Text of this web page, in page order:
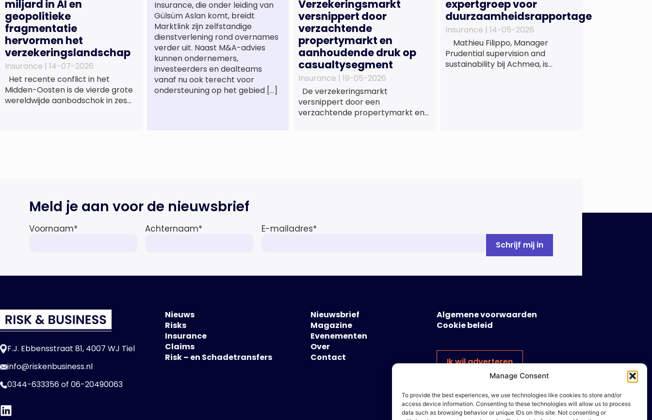
Manage Consent
To provide the best experiences, we use technologies like cookies to store and/or
access device information. Consenting to these technologies will allow us to process
data such as browsing behavior or unique IDs on this site. Not consenting or
miljard in AI en
geopolitieke
fragmentatie
hervormen het
verzekeringslandschap
Insurance | 14-07-2026
Het recente conflict in het
Midden-Oosten is de vierde grote
wereldwijde aanbodschok in zes
afnemen tot 1,3% in reële termen
Insurance, die onder leiding van
Gülsüm Aslan komt, breidt
Marktlink zijn zelfstandige
dienstverlening rond overnames
verder uit. Naast M&A-advies
kunnen ondernemers,
investeerders en dealteams
vanaf nu ook terecht voor
ondersteuning op het gebied […]
Verzekeringsmarkt
versnippert door
verzachtende
propertymarkt en
aanhoudende druk op
casualtysegment
Insurance | 19-05-2026
De verzekeringsmarkt
versnippert door een
verzachtende propertymarkt en
van 2026 De bedrijfsmatige […]
expertgroep voor
duurzaamheidsrapportage
Insurance | 14-05-2026
Mathieu Filippo, Manager
Prudential supervision and
sustainability bij Achmea, is
Meld je aan voor de nieuwsbrief
Voornaam* Achternaam* E-mailadres*
F.J. Ebbensstraat 81, 4007 WJ Tiel
info@riskenbusiness.nl
0344-633356of 06-20490063
Nieuws
Risks
Insurance
Claims
Risk – en Schadetransfers
Nieuwsbrief
Magazine
Evenementen
Over
Contact
Algemene voorwaarden
Cookie beleid
Ik wil adverteren